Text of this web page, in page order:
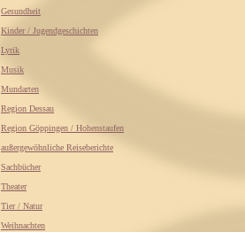
Gesundheit
Kinder / Jugendgeschichten
Lyrik
Musik
Mundarten
Region Dessau
Region Göppingen / Hohenstaufen
außergewöhnliche Reiseberichte
Sachbücher
Theater
Tier / Natur
Weihnachten